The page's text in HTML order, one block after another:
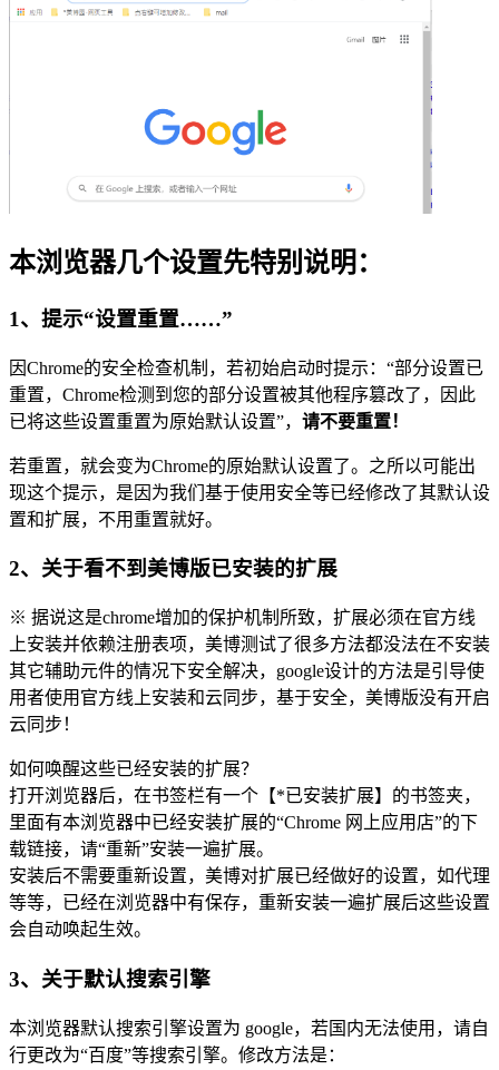
本浏览器几个设置先特别说明：
1、提示“设置重置……”
因Chrome的安全检查机制，若初始启动时提示：“部分设置已
重置，Chrome检测到您的部分设置被其他程序篡改了，因此
已将这些设置重置为原始默认设置”， 请不要重置！
若重置，就会变为Chrome的原始默认设置了。之所以可能出
现这个提示，是因为我们基于使用安全等已经修改了其默认设
置和扩展，不用重置就好。
2、关于看不到美博版已安装的扩展
※ 据说这是chrome增加的保护机制所致，扩展必须在官方线
上安装并依赖注册表项，美博测试了很多方法都没法在不安装
其它辅助元件的情况下安全解决，google设计的方法是引导使
用者使用官方线上安装和云同步，基于安全，美博版没有开启
云同步！
如何唤醒这些已经安装的扩展？
打开浏览器后，在书签栏有一个【*已安装扩展】的书签夹，
里面有本浏览器中已经安装扩展的“Chrome 网上应用店”的下
载链接，请“重新”安装一遍扩展。
安装后不需要重新设置，美博对扩展已经做好的设置，如代理
等等，已经在浏览器中有保存，重新安装一遍扩展后这些设置
会自动唤起生效。
3、关于默认搜索引擎
本浏览器默认搜索引擎设置为 google，若国内无法使用，请自
行更改为“百度”等搜索引擎。修改方法是：